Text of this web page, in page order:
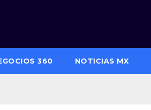
360 NOTICIAS MX